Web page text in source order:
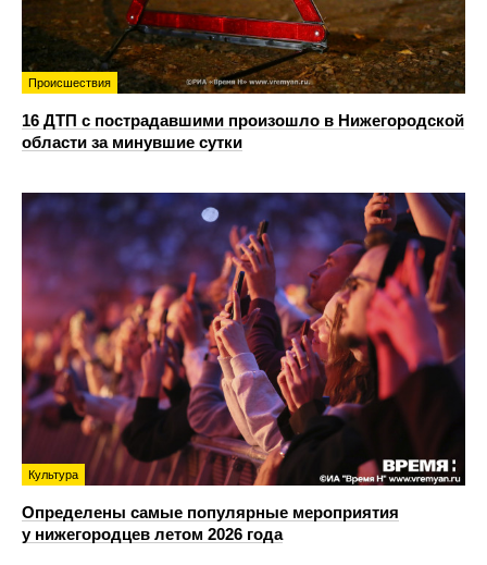
Происшествия
16 ДТП с пострадавшими произошло в Нижегородской
области за минувшие сутки
Культура
Определены самые популярные мероприятия
у нижегородцев летом 2026 года